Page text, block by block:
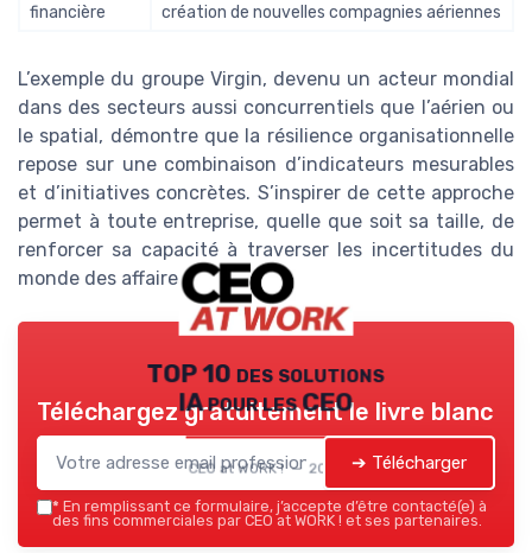
financière
création de nouvelles compagnies aériennes
L’exemple du groupe Virgin, devenu un acteur mondial
dans des secteurs aussi concurrentiels que l’aérien ou
le spatial, démontre que la résilience organisationnelle
repose sur une combinaison d’indicateurs mesurables
et d’initiatives concrètes. S’inspirer de cette approche
permet à toute entreprise, quelle que soit sa taille, de
renforcer sa capacité à traverser les incertitudes du
monde des affaires.
TOP 10 des solutions
IA pour les CEO
CEO at WORK ! — 2026
Téléchargez gratuitement le livre blanc
➔ Télécharger
* En remplissant ce formulaire, j’accepte d’être contacté(e) à
des fins commerciales par CEO at WORK ! et ses partenaires.